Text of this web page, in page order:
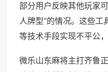
部分用户反映其他玩家
人牌型”的情况。这些
等技术手段实现不平公，
微乐山东麻将主打齐鲁